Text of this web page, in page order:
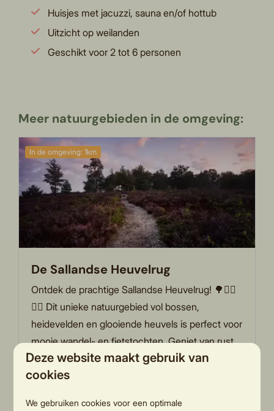
Huisjes met jacuzzi, sauna en/of hottub
Uitzicht op weilanden
Geschikt voor 2 tot 6 personen
Meer natuurgebieden in de omgeving:
In de omgeving: 1km
De Sallandse Heuvelrug
Ontdek de prachtige Sallandse Heuvelrug! 🌳🚶‍♀️
🚴‍♂️ Dit unieke natuurgebied vol bossen,
heidevelden en glooiende heuvels is perfect voor
mooie wandel- en fietstochten. Geniet van rust,
ruimte en vergezichten! 🌞
Meer
Deze website maakt gebruik van
cookies
We gebruiken cookies voor een optimale